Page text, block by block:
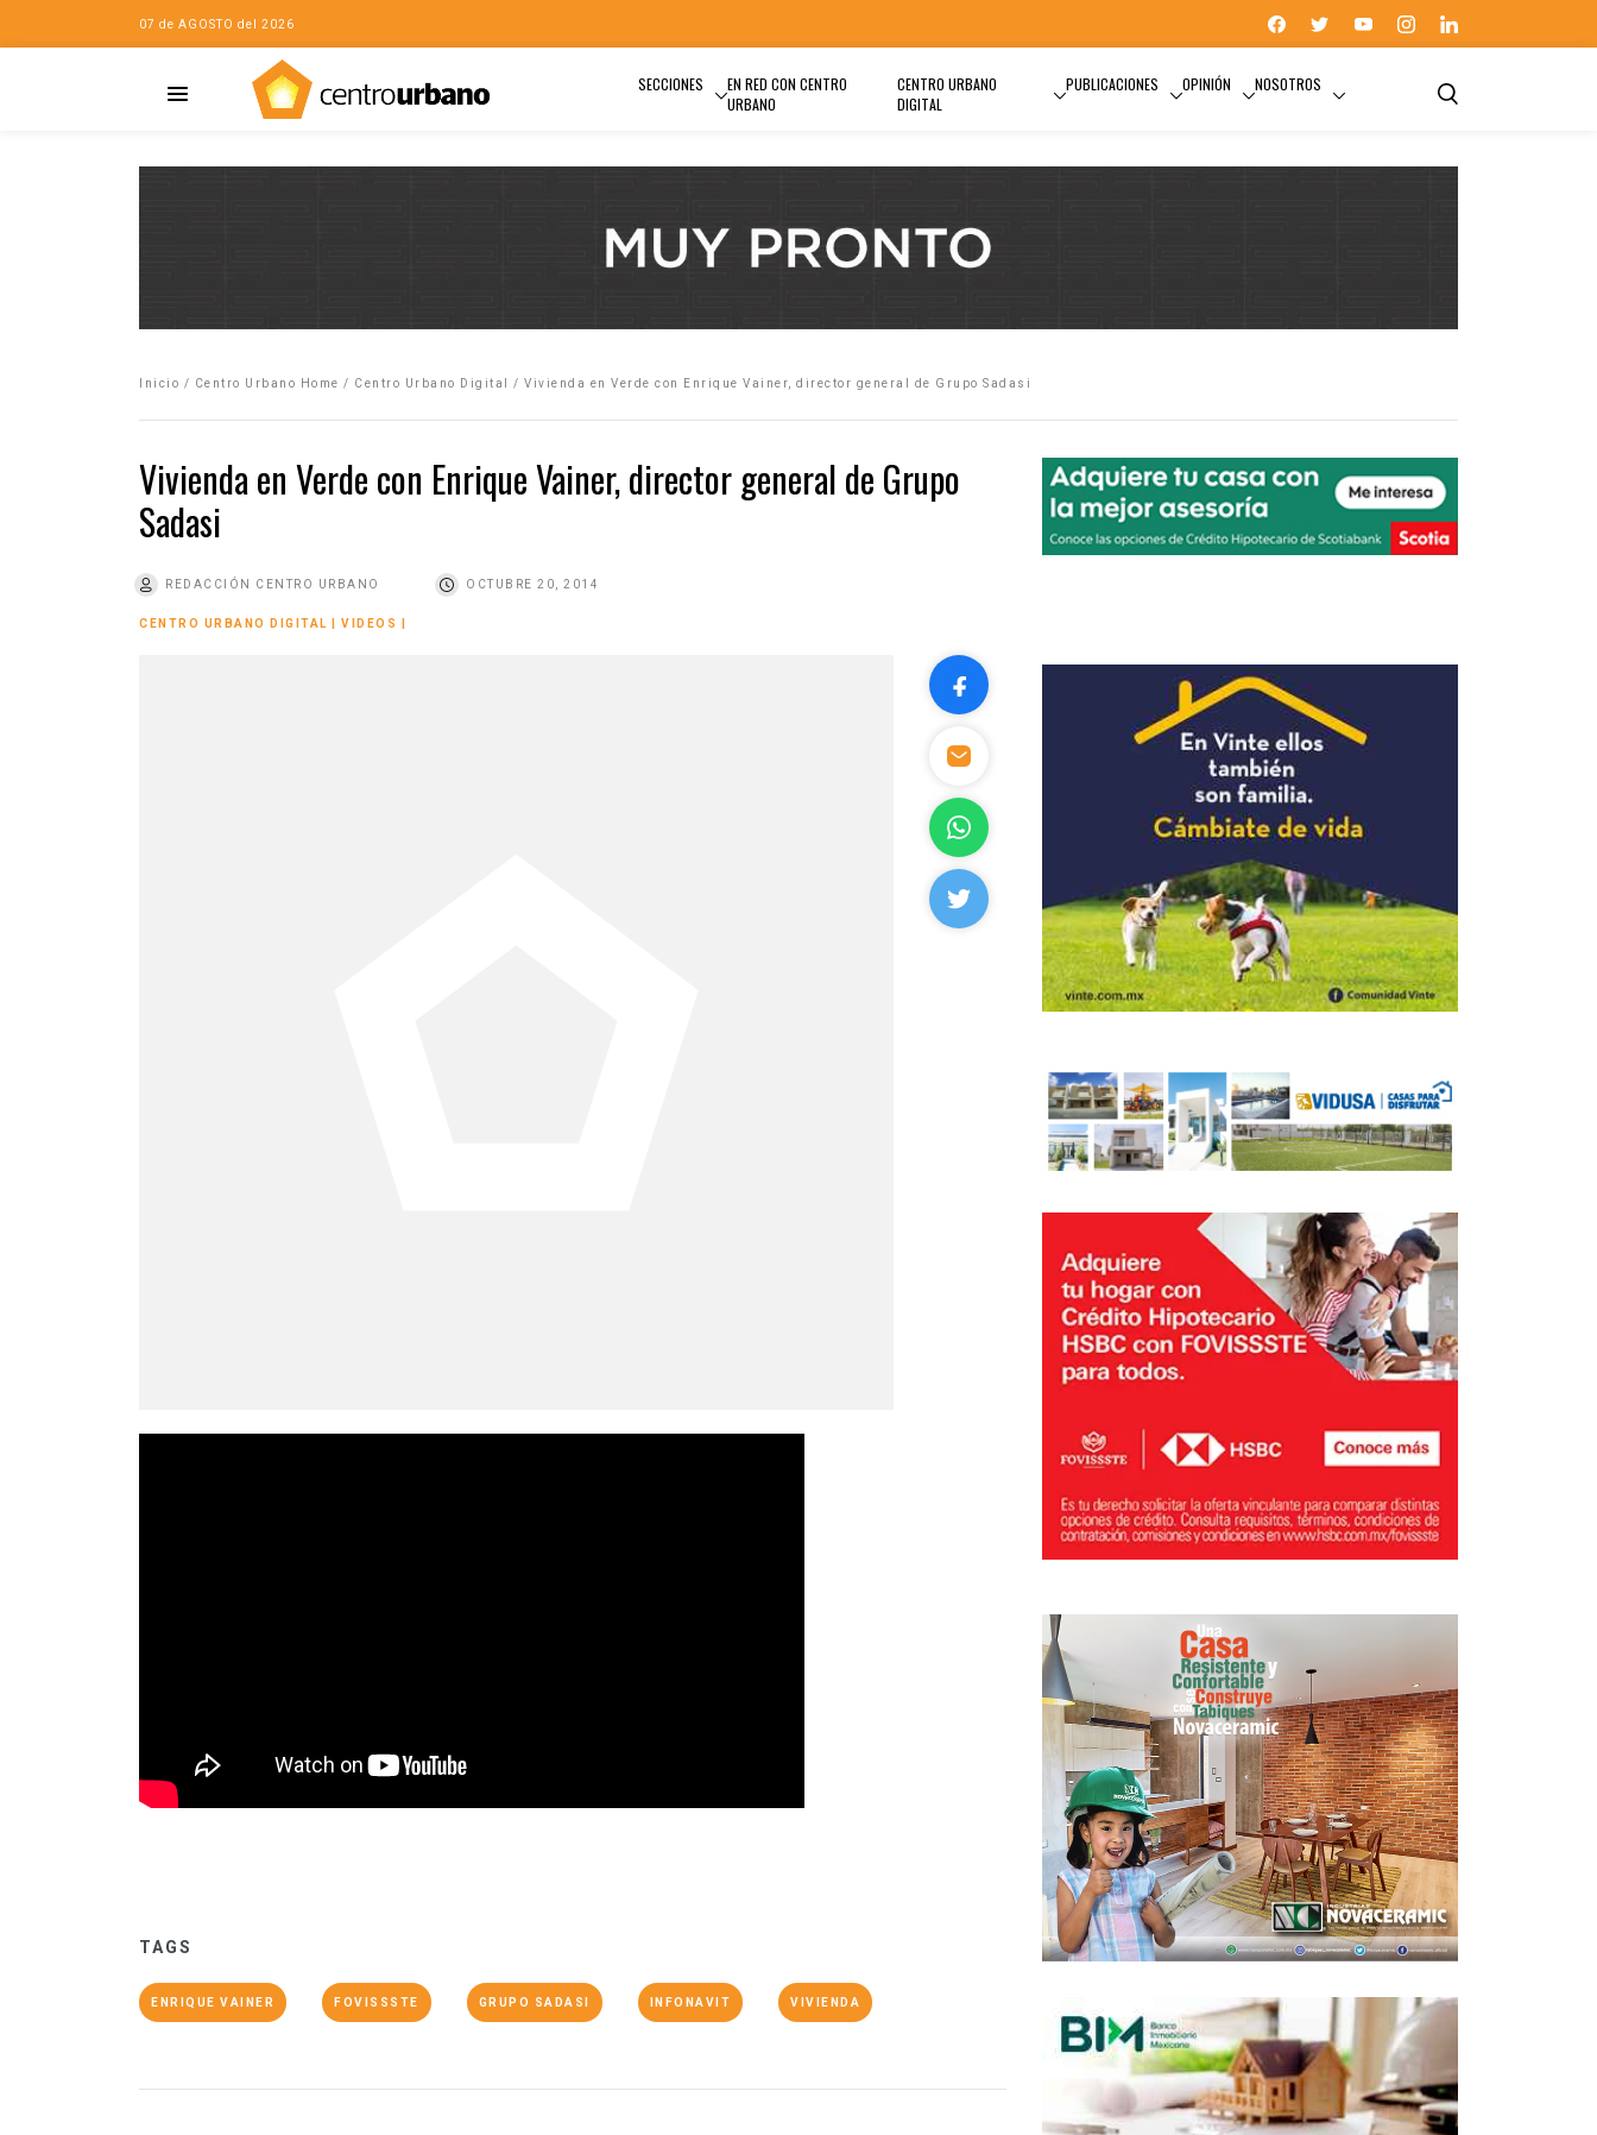
07 de AGOSTO del 2026
SECCIONES
EN RED CON CENTRO
URBANO
CENTRO URBANO
DIGITAL
PUBLICACIONES OPINIÓN NOSOTROS
Inicio / Centro Urbano Home / Centro Urbano Digital / Vivienda en Verde con Enrique Vainer, director general de Grupo Sadasi
Vivienda en Verde con Enrique Vainer, director general de Grupo
Sadasi
REDACCIÓN CENTRO URBANO OCTUBRE 20, 2014
CENTRO URBANO DIGITAL VIDEOS
TAGS
ENRIQUE VAINER FOVISSSTE GRUPO SADASI INFONAVIT VIVIENDA